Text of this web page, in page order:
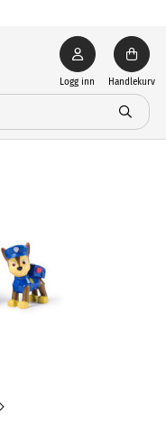
Logg inn Handlekurv